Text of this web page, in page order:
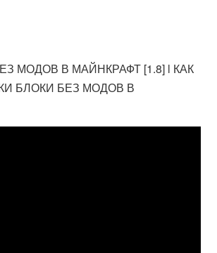
МОДОВ В МАЙНКРАФТ [1.8] l КАК
БЛОКИ БЕЗ МОДОВ В